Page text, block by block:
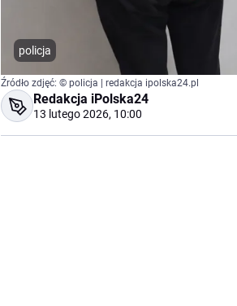
policja
Źródło zdjęć: © policja | redakcja ipolska24.pl
Redakcja iPolska24
13 lutego 2026, 10:00